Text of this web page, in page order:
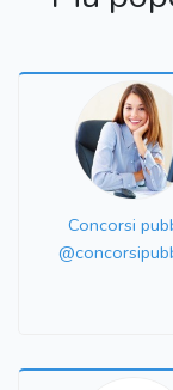
Concorsi